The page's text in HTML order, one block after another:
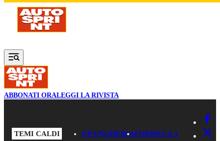
Vai al contenuto principale
ABBONATI ORALEGGI LA RIVISTA
TEMI CALDI GP UNGHERIAFORMULA 1